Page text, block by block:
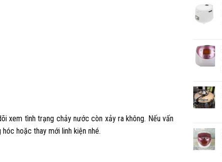
xem tình trạng chảy nước còn xảy ra không. Nếu vấn
hoặc thay mới linh kiện nhé.